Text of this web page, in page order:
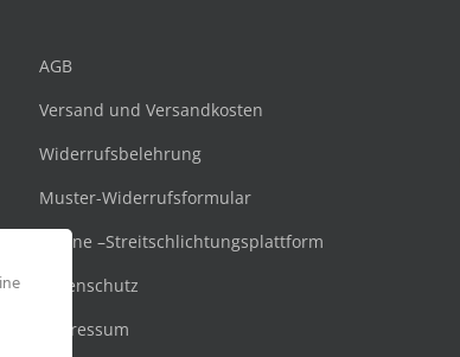
AGB
Versand und Versandkosten
Widerrufsbelehrung
Muster-Widerrufsformular
Online –Streitschlichtungsplattform
Datenschutz
Impressum